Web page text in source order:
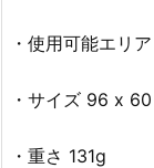
・使用可能エリ
・サイズ 96 x
・重さ 131g